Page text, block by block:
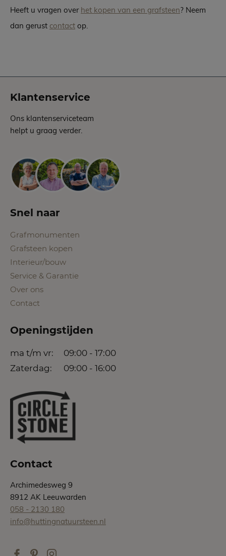
Heeft u vragen over het kopen van een grafsteen? Neem
dan gerust contact op.
Klantenservice
Ons klantenserviceteam
helpt u graag verder.
Snel naar
Grafmonumenten
Grafsteen kopen
Interieur/bouw
Service & Garantie
Over ons
Contact
Openingstijden
ma t/m vr:
09:00 - 17:00
Zaterdag:
09:00 - 16:00
Contact
Archimedesweg 9
8912 AK Leeuwarden
058 - 2130 180
info@huttingnatuursteen.nl